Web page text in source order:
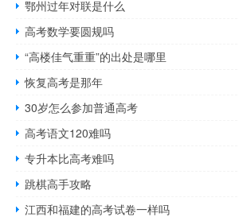
鄂州过年对联是什么
高考数学要圆规吗
“高楼佳气重重”的出处是哪里
恢复高考是那年
30岁怎么参加普通高考
高考语文120难吗
专升本比高考难吗
跳棋高手攻略
江西和福建的高考试卷一样吗